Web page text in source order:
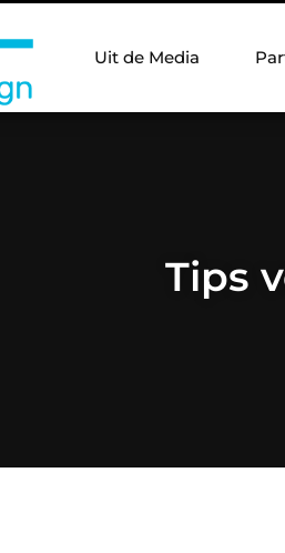
Uit de Media
Tips